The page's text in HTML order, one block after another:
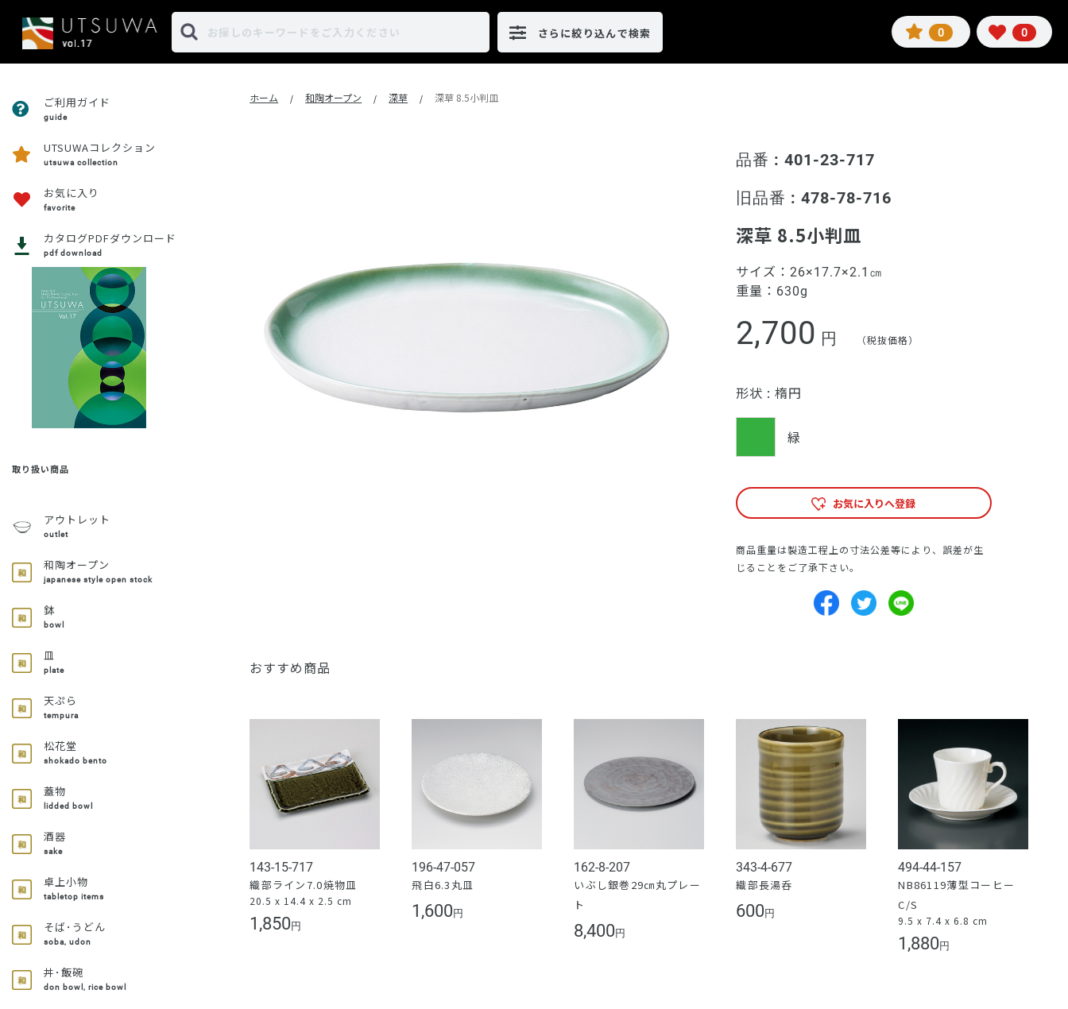
さらに絞り込んで検索 0 0
ご利用ガイド
guide
UTSUWAコレクション
utsuwa collection
お気に入り
favorite
カタログPDFダウンロード
pdf download
取り扱い商品
アウトレット
outlet
和陶オープン
japanese style open stock
鉢
bowl
皿
plate
天ぷら
tempura
松花堂
shokado bento
蓋物
lidded bowl
酒器
sake
卓上小物
tabletop items
そば･うどん
soba, udon
丼･飯碗
don bowl, rice bowl
ホーム / 和陶オープン / 深草 / 深草 8.5小判皿
品番 : 401-23-717
旧品番 : 478-78-716
深草 8.5小判皿
サイズ： 26×17.7×2.1㎝
重量： 630g
2,700 円 （税抜価格）
形状 :楕円
緑
お気に入りへ登録
商品重量は製造工程上の寸法公差等により、誤差が生
じることをご了承下さい。
おすすめ商品
143-15-717
織部ライン7.0焼物皿
20.5 x 14.4 x 2.5 cm
1,850 円
196-47-057
飛白6.3丸皿
1,600 円
162-8-207
いぶし銀巻29㎝丸プレー
ト
8,400 円
343-4-677
織部長湯呑
600 円
494-44-157
NB86119薄型コーヒー
C/S
9.5 x 7.4 x 6.8 cm
1,880 円